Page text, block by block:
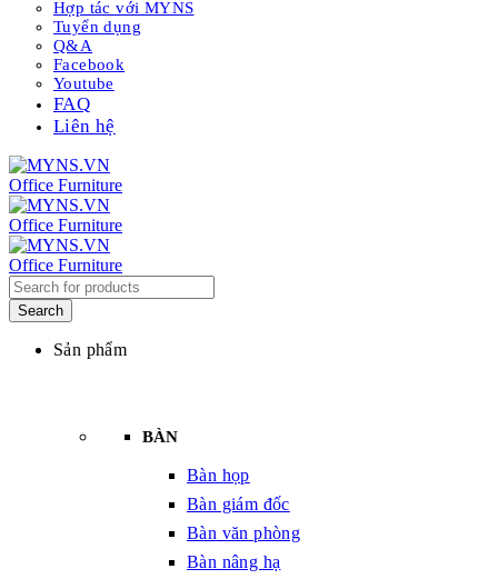
Hợp tác với MYNS
Tuyển dụng
Q&A
Facebook
Youtube
FAQ
Liên hệ
Sản phẩm
BÀN
Bàn họp
Bàn giám đốc
Bàn văn phòng
Bàn nâng hạ